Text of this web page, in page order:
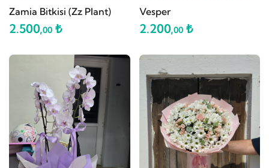
Zamia Bitkisi (Zz Plant)
2.500,00 ₺
Vesper
2.200,00₺